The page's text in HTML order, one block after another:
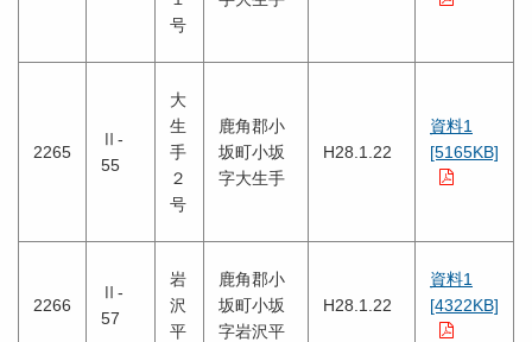
号
2265
Ⅱ-
55
大
生
手
２
号
鹿角郡小
坂町小坂
字大生手
H28.1.22
資料1
[5165KB]
2266
Ⅱ-
57
岩
沢
平
鹿角郡小
坂町小坂
字岩沢平
H28.1.22
資料1
[4322KB]